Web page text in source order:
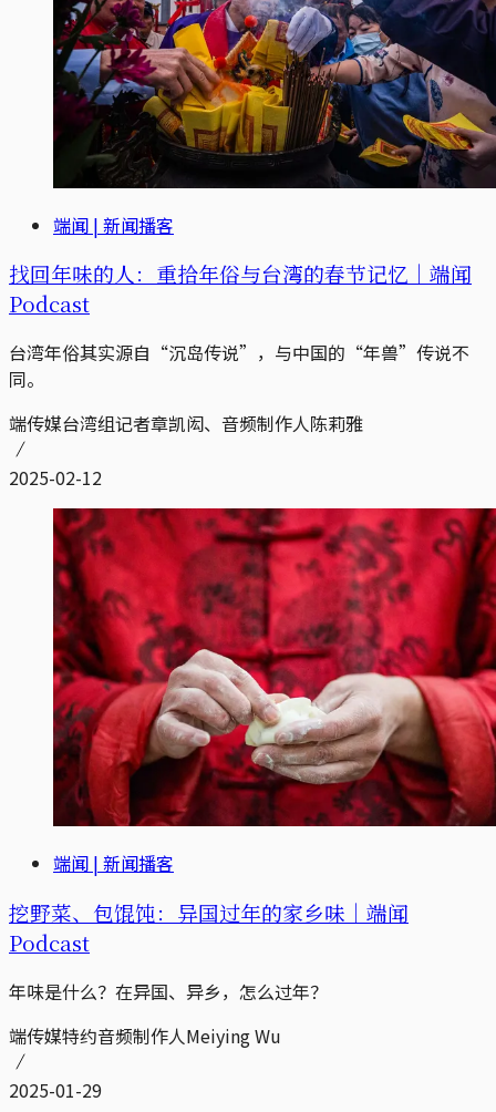
端闻 | 新闻播客
找回年味的人：重拾年俗与台湾的春节记忆｜端闻
Podcast
台湾年俗其实源自“沉岛传说”，与中国的“年兽”传说不
同。
端传媒台湾组记者章凯闳、音频制作人陈莉雅
2025-02-12
端闻 | 新闻播客
挖野菜、包馄饨：异国过年的家乡味｜端闻
Podcast
年味是什么？在异国、异乡，怎么过年？
端传媒特约音频制作人Meiying Wu
2025-01-29